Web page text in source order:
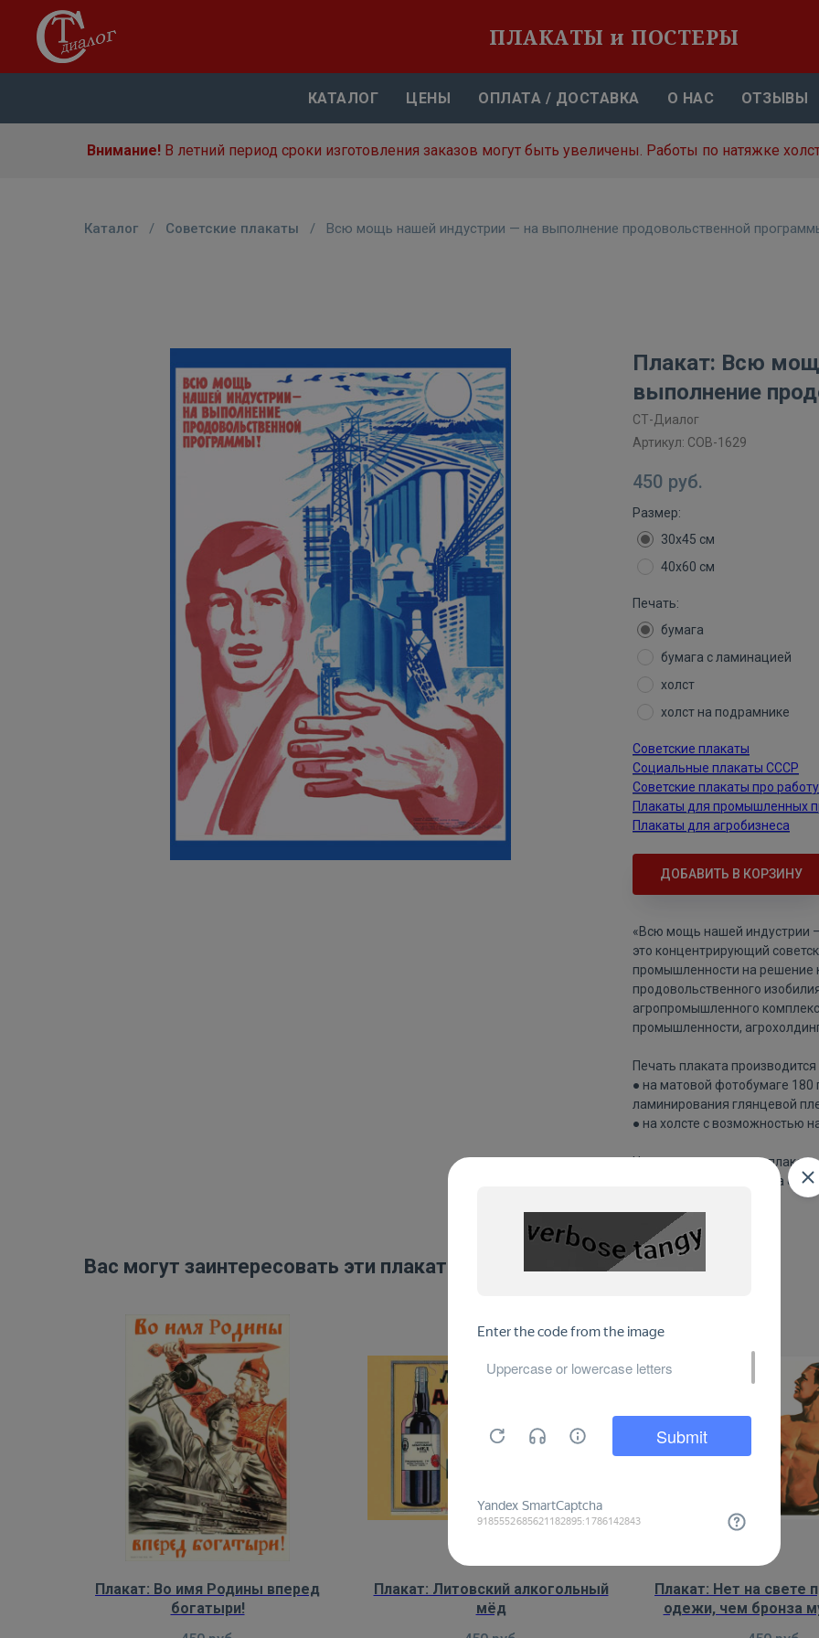
ПЛАКАТЫ и ПОСТЕРЫ
КАТАЛОГ ЦЕНЫ ОПЛАТА / ДОСТАВКА О НАС ОТЗЫВЫ
Внимание! В летний период сроки изготовления заказов могут быть увеличены. Работы по натяжке
Каталог / Советские плакаты / Всю мощь нашей индустрии — на выполнение продовольственной
Плакат: Всю
выполнение
СТ-Диалог
Артикул: СОВ-1629
450 руб.
Размер:
30х45 см
40х60 см
Печать:
бумага
бумага с ламинацией
холст
холст на подрамнике
Советские плакаты
Социальные плакаты СССР
Советские плакаты про
Плакаты для промышленных
Плакаты для агробизнеса
ДОБАВИТЬ В КОРЗИНУ
«Всю мощь нашей индустрии
это концентрирующий
промышленности на решение
продовольственного
агропромышленного
промышленности,
Печать плаката
● на матовой фотобумаге
ламинирования глянцевой
● на холсте с возможностью
Цвета напечатанного
изображения плаката на
Вас могут заинтересовать эти плакаты:
Плакат: Во имя Родины вперед
богатыри!
Плакат: Литовский алкогольный
мёд
Плакат: Нет на свете
одежи, чем бронза